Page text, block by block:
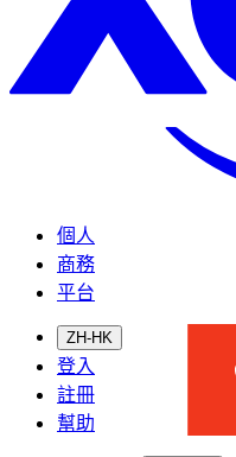
個人
商務
平台
ZH-HK
登入
註冊
幫助